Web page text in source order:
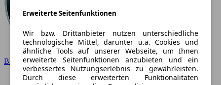
BMW
Erweiterte Seitenfunktionen
Wir bzw. Drittanbieter nutzen unterschiedliche
technologische Mittel, darunter u.a. Cookies und
ähnliche Tools auf unserer Webseite, um Ihnen
erweiterte Seitenfunktionen anzubieten und ein
verbessertes Nutzungserlebnis zu gewährleisten.
Durch diese erweiterten Funktionalitäten